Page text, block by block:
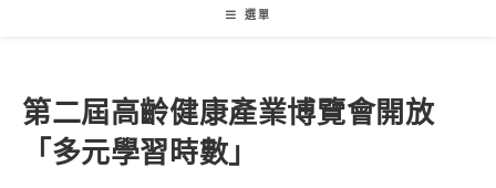
選單
第二屆高齡健康產業博覽會開放
「多元學習時數」